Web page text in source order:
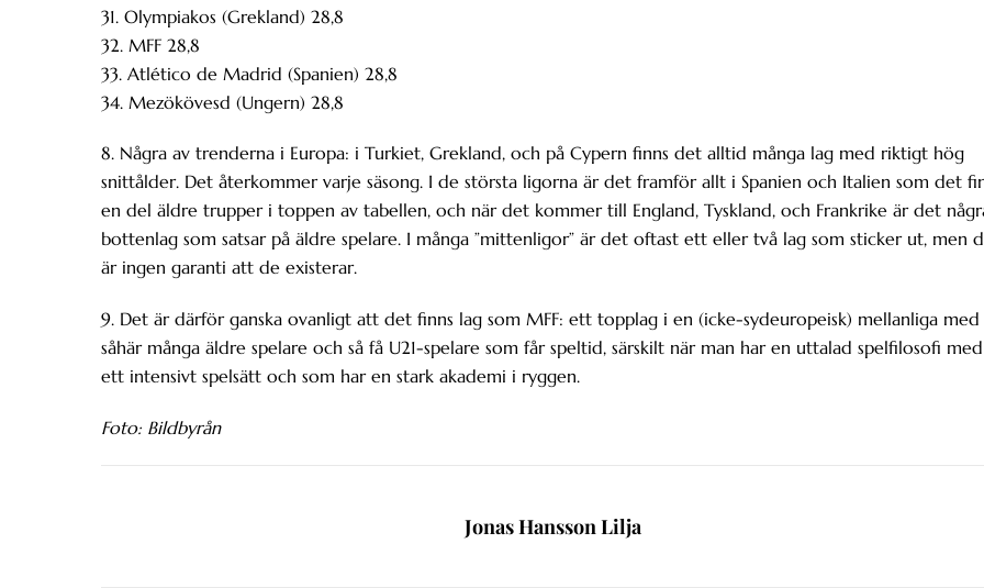
31. Olympiakos (Grekland) 28,8
32. MFF 28,8
33. Atlético de Madrid (Spanien) 28,8
34. Mezökövesd (Ungern) 28,8
8. Några av trenderna i Europa: i Turkiet, Grekland, och på Cypern finns det alltid många lag med riktigt hög
snittålder. Det återkommer varje säsong. I de största ligorna är det framför allt i Spanien och Italien som det
en del äldre trupper i toppen av tabellen, och när det kommer till England, Tyskland, och Frankrike är det
bottenlag som satsar på äldre spelare. I många ”mittenligor” är det oftast ett eller två lag som sticker ut, men
är ingen garanti att de existerar.
9. Det är därför ganska ovanligt att det finns lag som MFF: ett topplag i en (icke-sydeuropeisk) mellanliga med
såhär många äldre spelare och så få U21-spelare som får speltid, särskilt när man har en uttalad spelfilosofi med
ett intensivt spelsätt och som har en stark akademi i ryggen.
Foto: Bildbyrån
Jonas Hansson Lilja